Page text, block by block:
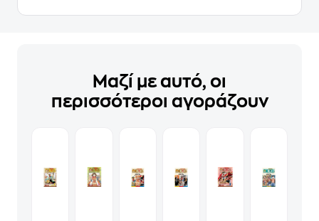
Μαζί με αυτό, οι
περισσότεροι αγοράζουν